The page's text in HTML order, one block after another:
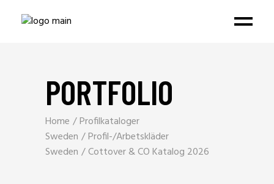
PORTFOLIO
Home
Profilkataloger
Sweden
Profil-/Arbetskläder
Sweden
Cottover & CO Katalog 2026